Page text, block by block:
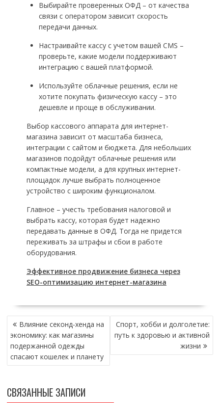
Выбирайте проверенных ОФД – от качества
связи с оператором зависит скорость
передачи данных.
Настраивайте кассу с учетом вашей CMS –
проверьте, какие модели поддерживают
интеграцию с вашей платформой.
Используйте облачные решения, если не
хотите покупать физическую кассу – это
дешевле и проще в обслуживании.
Выбор кассового аппарата для интернет-
магазина зависит от масштаба бизнеса,
интеграции с сайтом и бюджета. Для небольших
магазинов подойдут облачные решения или
компактные модели, а для крупных интернет-
площадок лучше выбрать полноценное
устройство с широким функционалом.
Главное – учесть требования налоговой и
выбрать кассу, которая будет надежно
передавать данные в ОФД. Тогда не придется
переживать за штрафы и сбои в работе
оборудования.
Эффективное продвижение бизнеса через
SEO-оптимизацию интернет-магазина
НАВИГАЦИЯ
ПО
ЗАПИСЯМ
Влияние секонд-хенда на
экономику: как магазины
подержанной одежды
спасают кошелек и планету
Спорт, хобби и долголетие:
путь к здоровью и активной
жизни
СВЯЗАННЫЕ ЗАПИСИ